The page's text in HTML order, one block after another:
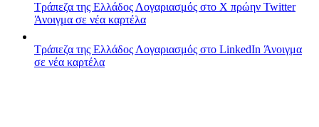
Τράπεζα της Ελλάδος Λογαριασμός στο X πρώην Twitter
Άνοιγμα σε νέα καρτέλα
Τράπεζα της Ελλάδος Λογαριασμός στο LinkedIn Άνοιγμα
σε νέα καρτέλα